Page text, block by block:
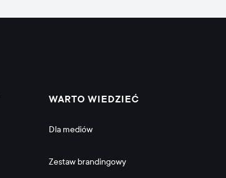
WARTO WIEDZIEĆ
Dla mediów
Zestaw brandingowy